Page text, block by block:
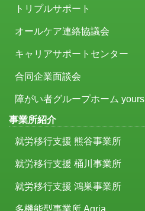
トリプルサポート
オールケア連絡協議会
キャリアサポートセンター
合同企業面談会
障がい者グループホーム yours
事業所紹介
就労移行支援 熊谷事業所
就労移行支援 桶川事業所
就労移行支援 鴻巣事業所